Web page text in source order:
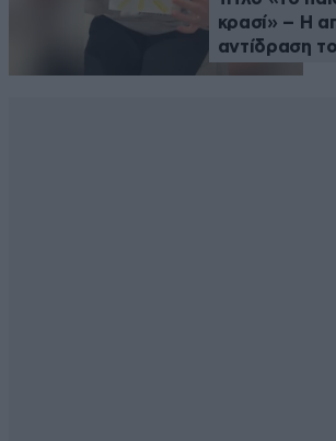
κρασί» – Η
αντίδραση